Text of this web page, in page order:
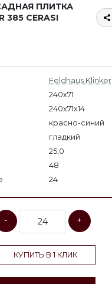
ПЛИТКА
385 CERASI
Feldhaus Klinker
240x71
240х71х14
красно-синий
гладкий
25,0
48
24
- +
КУПИТЬ В 1 КЛИК